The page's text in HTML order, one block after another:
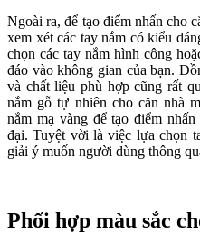
Ngoài ra, để tạo điểm nhấn cho
xem xét các tay nắm có kiểu
chọn các tay nắm hình công
đáo vào không gian của bạn.
và chất liệu phù hợp cũng rất
nắm gỗ tự nhiên cho căn nhà
nắm mạ vàng để tạo điểm
đại. Tuyệt vời là việc lựa chọn
giải ý muốn người dùng thông
Phối hợp màu sắc